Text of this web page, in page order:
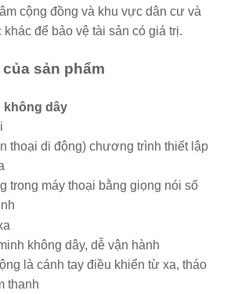
cộng đồng và khu vực dân cư và
để bảo vệ tài sản có giá trị.
sản phẩm
không dây
thoại di động) chương trình thiết lập
trong máy thoại bằng giọng nói số
không dây, dễ vận hành
là cánh tay điều khiển từ xa, tháo
thanh